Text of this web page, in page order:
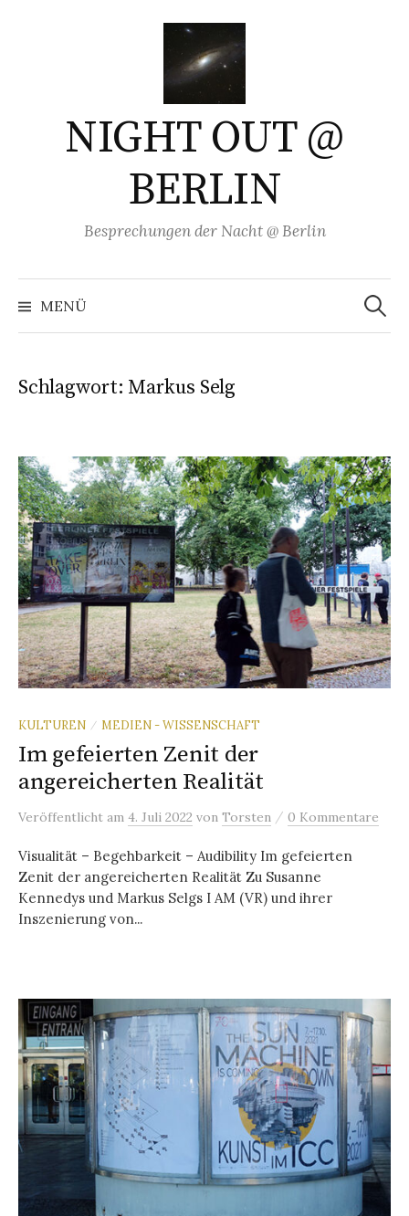
NIGHT OUT @
BERLIN
Besprechungen der Nacht @ Berlin
MENÜ
Suchen
nach:
Schlagwort: Markus Selg
KULTUREN / MEDIEN - WISSENSCHAFT
Im gefeierten Zenit der
angereicherten Realität
Veröffentlicht am 4. Juli 2022 von Torsten / 0 Kommentare
Visualität – Begehbarkeit – Audibility Im gefeierten
Zenit der angereicherten Realität Zu Susanne
Kennedys und Markus Selgs I AM (VR) und ihrer
Inszenierung von...